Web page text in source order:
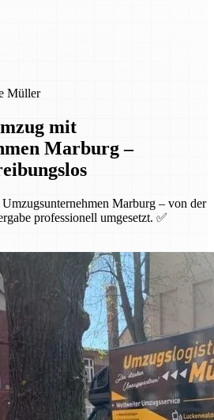
Müller
mit
Marburg –
Marburg – von der
professionell umgesetzt. ✅